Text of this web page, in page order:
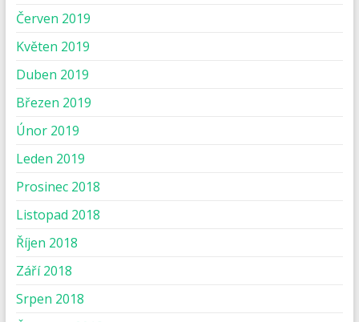
Červen 2019
Květen 2019
Duben 2019
Březen 2019
Únor 2019
Leden 2019
Prosinec 2018
Listopad 2018
Říjen 2018
Září 2018
Srpen 2018